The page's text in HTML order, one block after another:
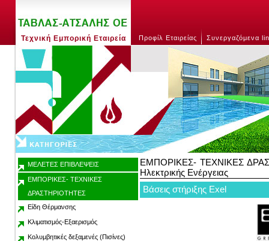
Τεχνική Εμπορική Εταιρεία Προφίλ Εταιρείας Συνεργαζόμενα
ΕΜΠΟΡΙΚΕΣ- ΤΕΧΝΙΚΕΣ
Ηλεκτρικής Ενέργειας
Bάσεις στήριξης Εxel
ΜΕΛΕΤΕΣ ΕΠΙΒΛΕΨΕΙΣ
ΕΜΠΟΡΙΚΕΣ- ΤΕΧΝΙΚΕΣ
ΔΡΑΣΤΗΡΙΟΤΗΤΕΣ
Είδη Θέρμανσης
Κλιματισμός-Εξαερισμός
Κολυμβητικές δεξαμενές (Πισίνες)